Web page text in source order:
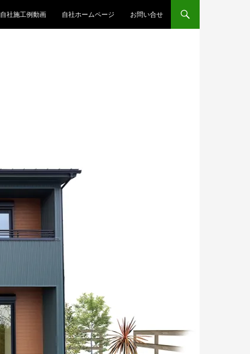
自社施工例動画
自社ホームページ お問い合せ